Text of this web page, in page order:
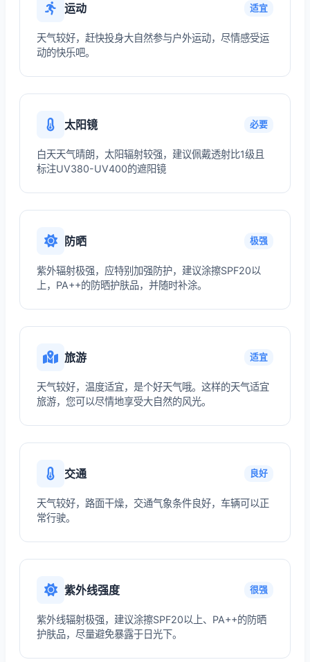
运动 适宜
天气较好，赶快投身大自然参与户外运动，尽情感受运
动的快乐吧。
太阳镜 必要
白天天气晴朗，太阳辐射较强，建议佩戴透射比1级且
标注UV380-UV400的遮阳镜
防晒 极强
紫外辐射极强，应特别加强防护，建议涂擦SPF20以
上，PA++的防晒护肤品，并随时补涂。
旅游 适宜
天气较好，温度适宜，是个好天气哦。这样的天气适宜
旅游，您可以尽情地享受大自然的风光。
交通 良好
天气较好，路面干燥，交通气象条件良好，车辆可以正
常行驶。
紫外线强度 很强
紫外线辐射极强，建议涂擦SPF20以上、PA++的防晒
护肤品，尽量避免暴露于日光下。